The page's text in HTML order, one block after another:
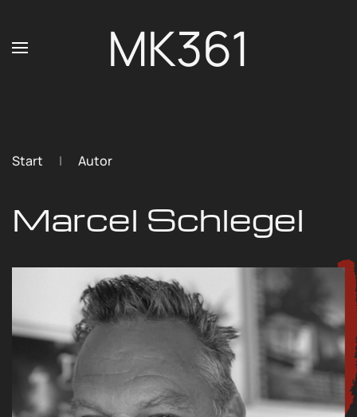
Zum Hauptinhalt springen
MK361
Start Autor
Marcel Schlegel